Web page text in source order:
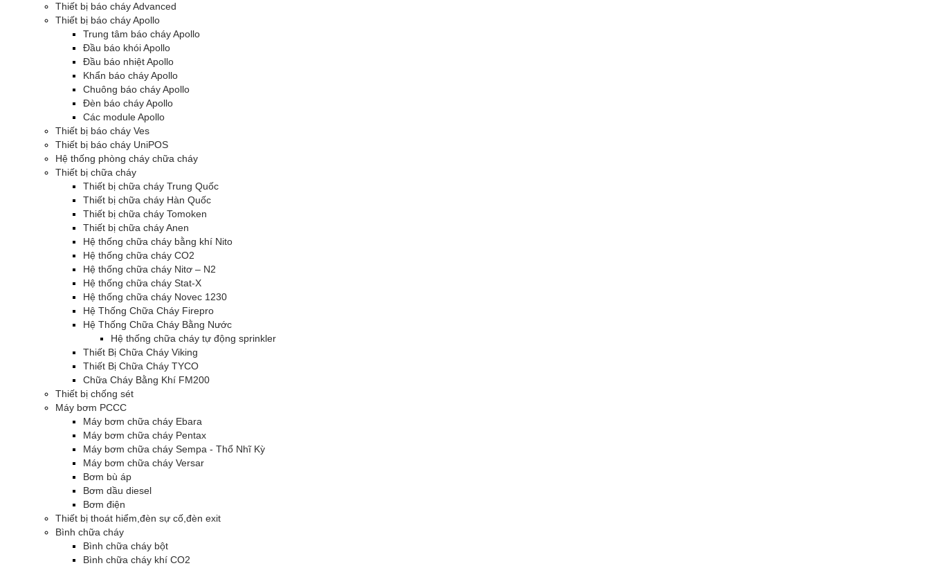
Thiết bị báo cháy Advanced
Thiết bị báo cháy Apollo
Trung tâm báo cháy Apollo
Đầu báo khói Apollo
Đầu báo nhiệt Apollo
Khẩn báo cháy Apollo
Chuông báo cháy Apollo
Đèn báo cháy Apollo
Các module Apollo
Thiết bị báo cháy Ves
Thiết bị báo cháy UniPOS
Hệ thống phòng cháy chữa cháy
Thiết bị chữa cháy
Thiết bị chữa cháy Trung Quốc
Thiết bị chữa cháy Hàn Quốc
Thiết bị chữa cháy Tomoken
Thiết bị chữa cháy Anen
Hệ thống chữa cháy bằng khí Nito
Hệ thống chữa cháy CO2
Hệ thống chữa cháy Nitơ – N2
Hệ thống chữa cháy Stat-X
Hệ thống chữa cháy Novec 1230
Hệ Thống Chữa Cháy Firepro
Hệ Thống Chữa Cháy Bằng Nước
Hệ thống chữa cháy tự động sprinkler
Thiết Bị Chữa Cháy Viking
Thiết Bị Chữa Cháy TYCO
Chữa Cháy Bằng Khí FM200
Thiết bị chống sét
Máy bơm PCCC
Máy bơm chữa cháy Ebara
Máy bơm chữa cháy Pentax
Máy bơm chữa cháy Sempa - Thổ Nhĩ Kỳ
Máy bơm chữa cháy Versar
Bơm bù áp
Bơm dầu diesel
Bơm điện
Thiết bị thoát hiểm,đèn sự cố,đèn exit
Bình chữa cháy
Bình chữa cháy bột
Bình chữa cháy khí CO2